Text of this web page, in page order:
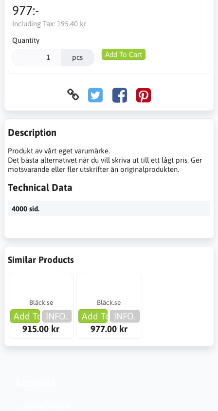
977:-
Including Tax: 195.40 kr
Quantity
pcs Add To Cart
Description
Produkt av vårt eget varumärke.
Det bästa alternativet när du vill skriva ut till ett lågt pris. Ger
motsvarande eller fler utskrifter än originalprodukten.
Technical Data
4000 sid.
Similar Products
Bläck.se
Add To Cart
INFO.
915.00 kr
Bläck.se
Add To Cart
INFO.
977.00 kr